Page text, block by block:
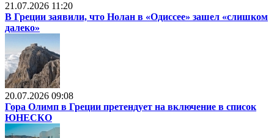
21.07.2026 11:20
В Греции заявили, что Нолан в «Одиссее» зашел «слишком
далеко»
20.07.2026 09:08
Гора Олимп в Греции претендует на включение в список
ЮНЕСКО